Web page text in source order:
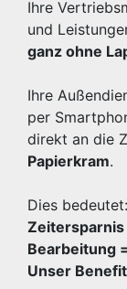
Ihre
und
ganz ohne
Ihre
per
direkt an die
Papierkram.
Dies bedeutet:
Bearbeitung
Unser